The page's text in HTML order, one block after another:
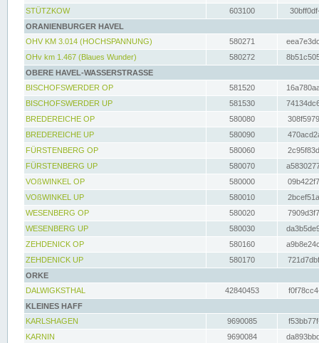
STÜTZKOW
603100
ORANIENBURGER HAVEL
OHV KM 3.014 (HOCHSPANNUNG)
580271
OHv km 1.467 (Blaues Wunder)
580272
OBERE HAVEL-WASSERSTRASSE
BISCHOFSWERDER OP
581520
BISCHOFSWERDER UP
581530
BREDEREICHE OP
580080
BREDEREICHE UP
580090
FÜRSTENBERG OP
580060
FÜRSTENBERG UP
580070
VOßWINKEL OP
580000
VOßWINKEL UP
580010
WESENBERG OP
580020
WESENBERG UP
580030
ZEHDENICK OP
580160
ZEHDENICK UP
580170
ORKE
DALWIGKSTHAL
42840453
KLEINES HAFF
KARLSHAGEN
9690085
KARNIN
9690084